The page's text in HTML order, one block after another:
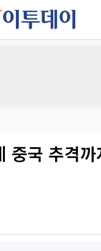
중국 추격